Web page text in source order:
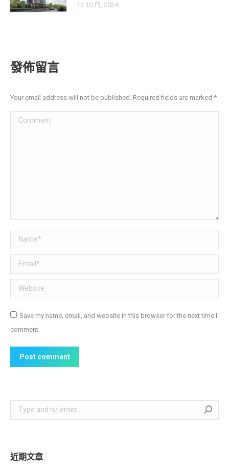
12 10 月, 2024
發佈留言
Your email address will not be published. Required fields are marked *
Comment
Name *
Email *
Website
Save my name, email, and website in this browser for the next time I
comment.
Post comment
Search:
近期文章